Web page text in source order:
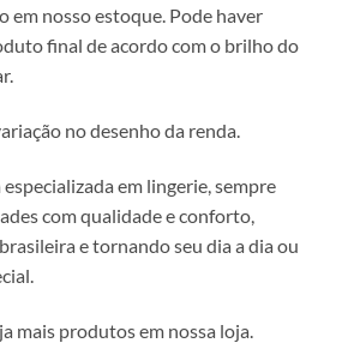
em nosso estoque. Pode haver
final de acordo com o brilho do
no desenho da renda.
em lingerie, sempre
com qualidade e conforto,
e tornando seu dia a dia ou
mais produtos em nossa loja.